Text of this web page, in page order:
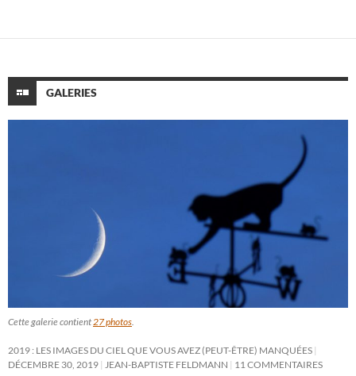
GALERIES
Cette galerie contient 27 photos
2019 : LES IMAGES DU CIEL QUE VOUS AVEZ (PEUT-ÊTRE) MANQUÉES
DÉCEMBRE 30, 2019
JEAN-BAPTISTE FELDMANN 11 COMMENTAIRES